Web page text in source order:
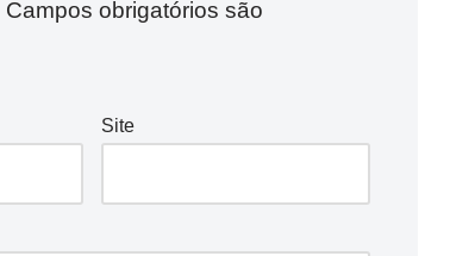
Campos obrigatórios são
Site